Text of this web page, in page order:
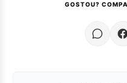
GOSTOU?